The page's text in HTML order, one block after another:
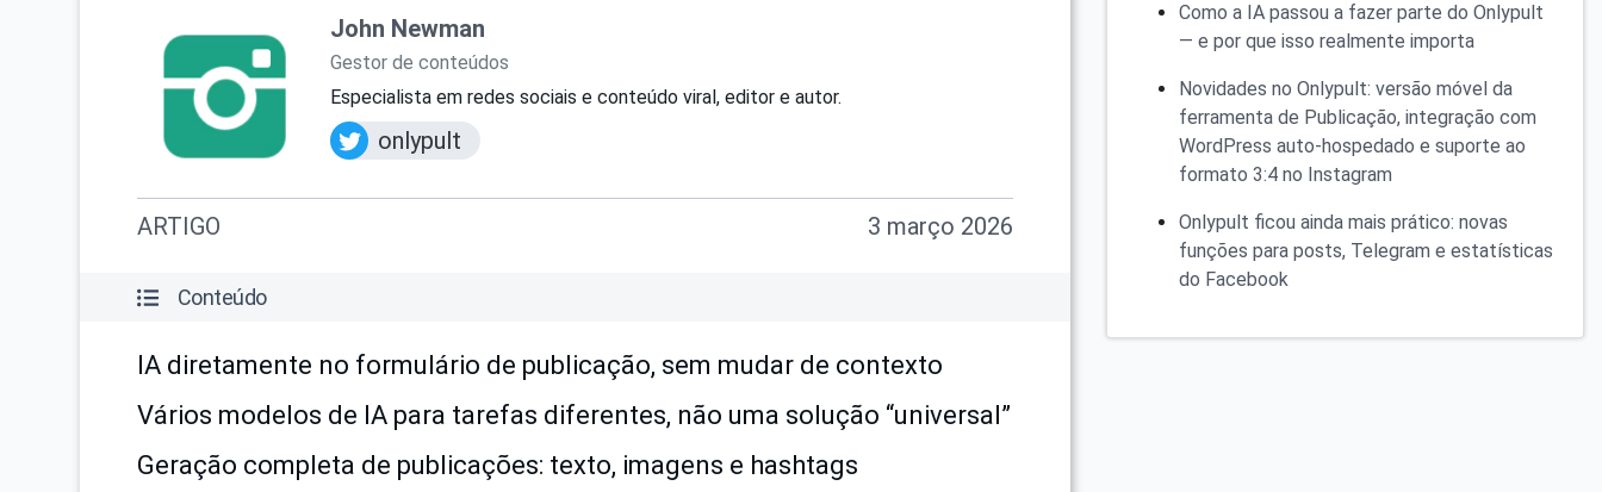
John Newman
Gestor de conteúdos
Especialista em redes sociais e conteúdo viral, editor e autor.
onlypult
ARTIGO 3 março 2026
Conteúdo
IA diretamente no formulário de publicação, sem mudar de contexto
Vários modelos de IA para tarefas diferentes, não uma solução “universal”
Geração completa de publicações: texto, imagens e hashtags
Como a IA passou a fazer parte do Onlypult
— e por que isso realmente importa
Novidades no Onlypult: versão móvel da
ferramenta de Publicação, integração com
WordPress auto-hospedado e suporte ao
formato 3:4 no Instagram
Onlypult ficou ainda mais prático: novas
funções para posts, Telegram e estatísticas
do Facebook